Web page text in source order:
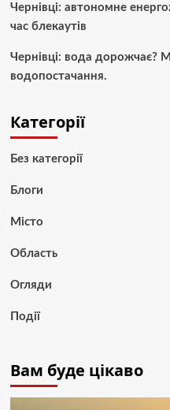
Чернівці: автономне
час блекаутів
Чернівці: вода дорожчає?
водопостачання.
Категорії
Без категорії
Блоги
Місто
Область
Огляди
Події
Вам буде цікаво